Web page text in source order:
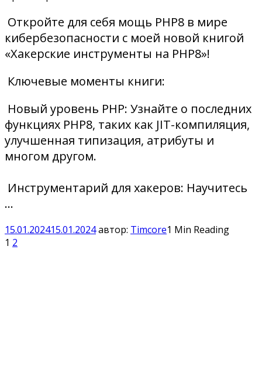
Откройте для себя мощь PHP8 в мире
кибербезопасности с моей новой книгой
«Хакерские инструменты на PHP8»!
Ключевые моменты книги:
Новый уровень PHP: Узнайте о последних
функциях PHP8, таких как JIT-компиляция,
улучшенная типизация, атрибуты и
многом другом.
Инструментарий для хакеров: Научитесь
…
15.01.202415.01.2024автор: Timcore1 Min Reading
1 2